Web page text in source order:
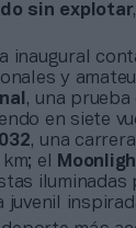
sin explotar
inaugural
y
, una
en siete
, una
el
iluminadas
juvenil